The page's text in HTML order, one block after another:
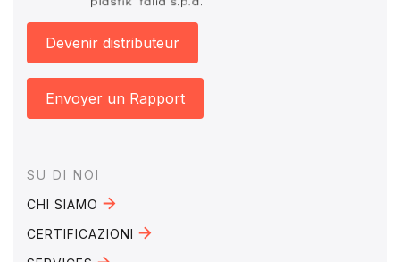
Devenir distributeur
Envoyer un Rapport
Footer
SU DI NOI
CHI SIAMO
CERTIFICAZIONI